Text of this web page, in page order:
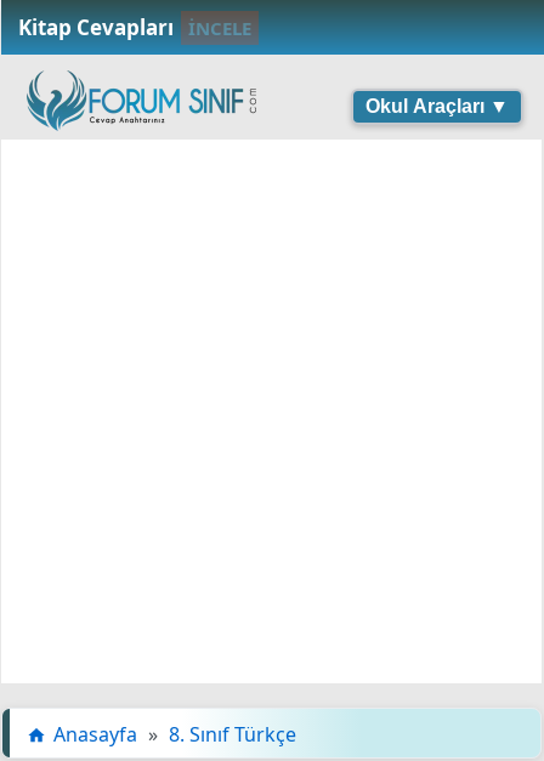
Kitap Cevapları İNCELE
Okul Araçları ▼
Anasayfa » 8. Sınıf Türkçe